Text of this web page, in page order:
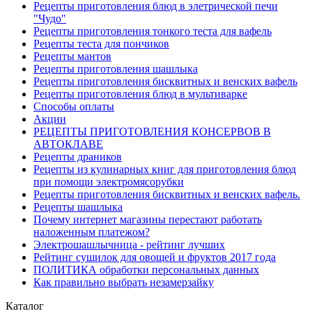
Рецепты приготовления блюд в элетрической печи
"Чудо"
Рецепты приготовления тонкого теста для вафель
Рецепты теста для пончиков
Рецепты мантов
Рецепты приготовления шашлыка
Рецепты приготовления бисквитных и венских вафель
Рецепты приготовления блюд в мультиварке
Способы оплаты
Акции
РЕЦЕПТЫ ПРИГОТОВЛЕНИЯ КОНСЕРВОВ В
АВТОКЛАВЕ
Рецепты драников
Рецепты из кулинарных книг для приготовления блюд
при помощи электромясорубки
Рецепты приготовления бисквитных и венских вафель.
Рецепты шашлыка
Почему интернет магазины перестают работать
наложенным платежом?
Электрошашлычница - рейтинг лучших
Рейтинг сушилок для овощей и фруктов 2017 года
ПОЛИТИКА обработки персональных данных
Как правильно выбрать незамерзайку
Каталог